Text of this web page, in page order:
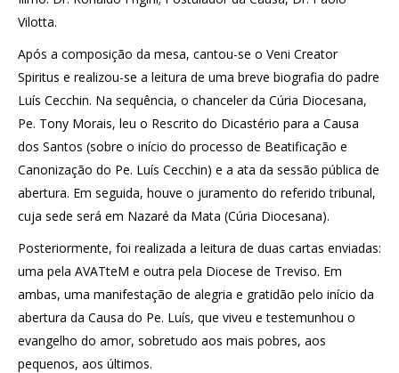
Vilotta.
Após a composição da mesa, cantou-se o Veni Creator
Spiritus e realizou-se a leitura de uma breve biografia do padre
Luís Cecchin. Na sequência, o chanceler da Cúria Diocesana,
Pe. Tony Morais, leu o Rescrito do Dicastério para a Causa
dos Santos (sobre o início do processo de Beatificação e
Canonização do Pe. Luís Cecchin) e a ata da sessão pública de
abertura. Em seguida, houve o juramento do referido tribunal,
cuja sede será em Nazaré da Mata (Cúria Diocesana).
Posteriormente, foi realizada a leitura de duas cartas enviadas:
uma pela AVATteM e outra pela Diocese de Treviso. Em
ambas, uma manifestação de alegria e gratidão pelo início da
abertura da Causa do Pe. Luís, que viveu e testemunhou o
evangelho do amor, sobretudo aos mais pobres, aos
pequenos, aos últimos.